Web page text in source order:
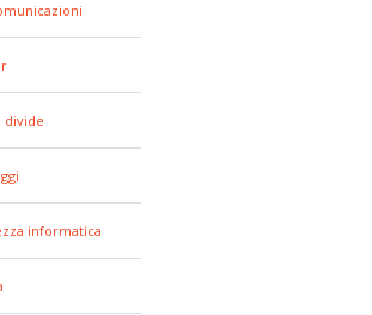
divide
informatica